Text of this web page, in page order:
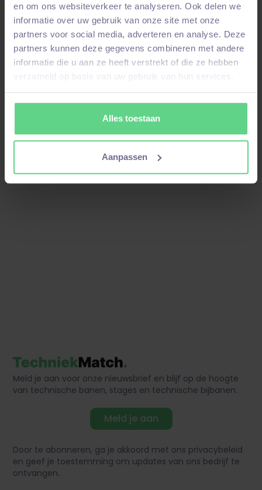
en om ons websiteverkeer te analyseren. Ook delen we
informatie over uw gebruik van onze site met onze
partners voor social media, adverteren en analyse. Deze
partners kunnen deze gegevens combineren met andere
informatie die u aan ze heeft verstrekt of die ze hebben
verzameld op basis van uw gebruik van hun services.
Alles toestaan
Aanpassen
Terug naar home
Meld je aan voor onze nieuwsbrief en blijf op de hoogte
van technische banen, stages en technische bijbanen.
Meld je aan
Door te abonneren, ga je akkoord met ons privacybeleid
en geef je toestemming om updates van ons bedrijf te
ontvangen.